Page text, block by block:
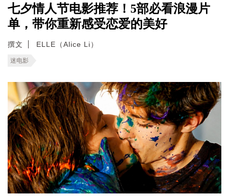
七夕情人节电影推荐！5部必看浪漫片
单，带你重新感受恋爱的美好
撰文 ELLE（Alice Li）
迷电影